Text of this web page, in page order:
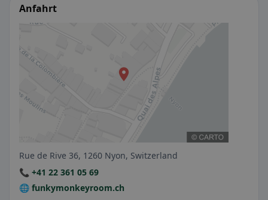
Anfahrt
Rue de Rive 36, 1260 Nyon, Switzerland
📞 +41 22 361 05 69
🌐 funkymonkeyroom.ch